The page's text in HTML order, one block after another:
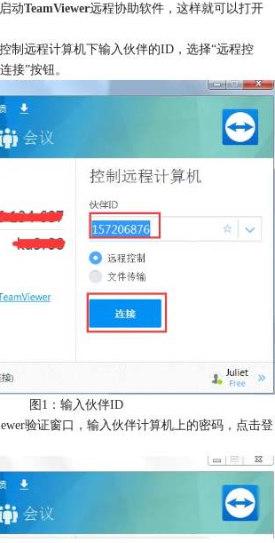
动TeamViewer远程协助软件，这样就可以打开
制远程计算机下输入伙伴的ID，选择“远程控
接”按钮。
图1：输入伙伴ID
验证窗口，输入伙伴计算机上的密码，点击登